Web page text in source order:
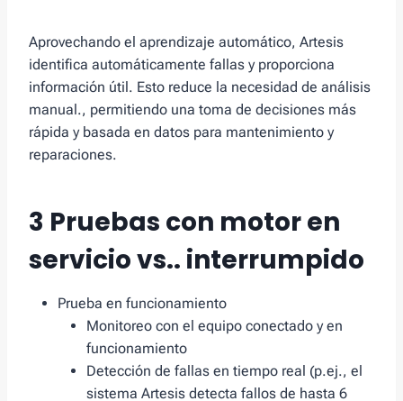
Aprovechando el aprendizaje automático, Artesis
identifica automáticamente fallas y proporciona
información útil. Esto reduce la necesidad de análisis
manual., permitiendo una toma de decisiones más
rápida y basada en datos para mantenimiento y
reparaciones.
3 Pruebas con motor en
servicio vs.. interrumpido
Prueba en funcionamiento
Monitoreo con el equipo conectado y en
funcionamiento
Detección de fallas en tiempo real (p.ej., el
sistema Artesis detecta fallos de hasta 6